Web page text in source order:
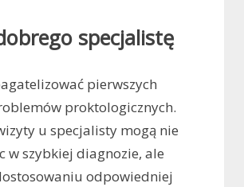
specjalistę
pierwszych
proktologicznych.
u specjalisty mogą nie
w szybkiej diagnozie, ale
odpowiedniej